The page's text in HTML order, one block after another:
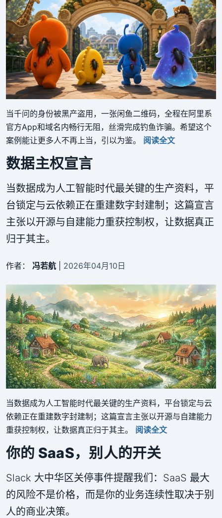
当千问的身份被黑产盗用，一张闲鱼二维码，全程在阿里系
官方App和域名内畅行无阻，丝滑完成钓鱼诈骗。希望这个
案例能让更多人不再上当，引以为鉴。 阅读全文
数据主权宣言
当数据成为人工智能时代最关键的生产资料，平
台锁定与云依赖正在重建数字封建制；这篇宣言
主张以开源与自建能力重获控制权，让数据真正
归于其主。
作者： 冯若航 2026年04月10日
当数据成为人工智能时代最关键的生产资料，平台锁定与云
依赖正在重建数字封建制；这篇宣言主张以开源与自建能力
重获控制权，让数据真正归于其主。 阅读全文
你的 SaaS，别人的开关
Slack 大中华区关停事件提醒我们：SaaS 最大
的风险不是价格，而是你的业务连续性取决于别
人的商业决策。